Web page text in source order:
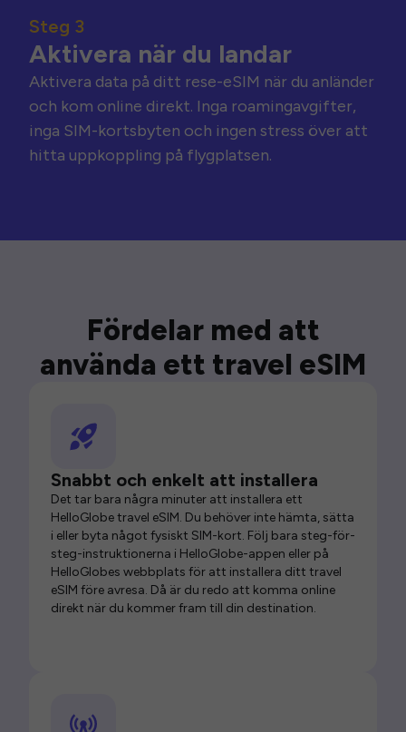
Steg 3
Aktivera när du landar
Aktivera data på ditt rese-eSIM när du anländer
och kom online direkt. Inga roamingavgifter,
inga SIM-kortsbyten och ingen stress över att
hitta uppkoppling på flygplatsen.
Fördelar med att
använda ett travel eSIM
Snabbt och enkelt att installera
Det tar bara några minuter att installera ett
HelloGlobe travel eSIM. Du behöver inte hämta, sätta
i eller byta något fysiskt SIM-kort. Följ bara steg-för-
steg-instruktionerna i HelloGlobe-appen eller på
HelloGlobes webbplats för att installera ditt travel
eSIM före avresa. Då är du redo att komma online
direkt när du kommer fram till din destination.